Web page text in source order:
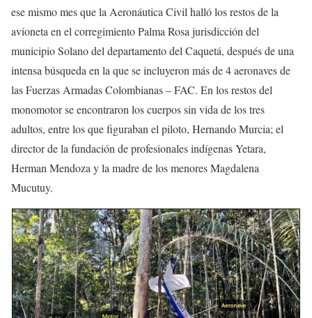
ese mismo mes que la Aeronáutica Civil halló los restos de la
avioneta en el corregimiento Palma Rosa jurisdicción del
municipio Solano del departamento del Caquetá, después de una
intensa búsqueda en la que se incluyeron más de 4 aeronaves de
las Fuerzas Armadas Colombianas – FAC. En los restos del
monomotor se encontraron los cuerpos sin vida de los tres
adultos, entre los que figuraban el piloto, Hernando Murcia; el
director de la fundación de profesionales indígenas Yetara,
Herman Mendoza y la madre de los menores Magdalena
Mucutuy.